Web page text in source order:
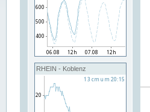
RHEIN - Koblenz